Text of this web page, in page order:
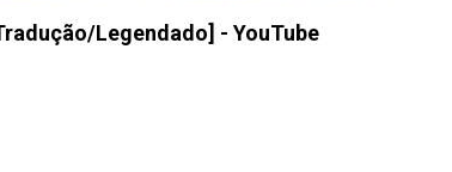
Legendado] - YouTube